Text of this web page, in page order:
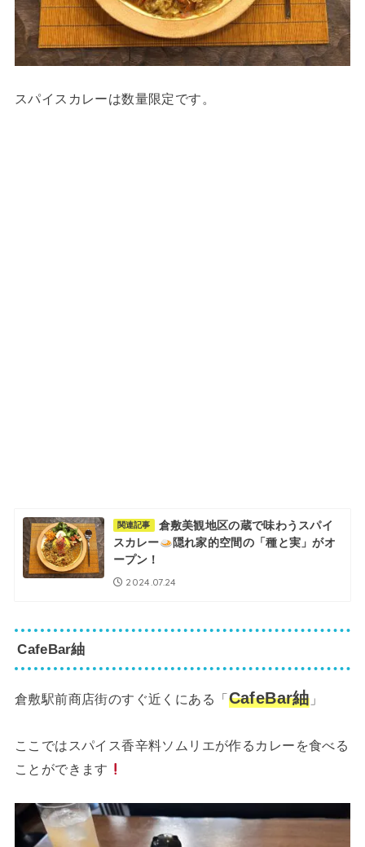
スパイスカレーは数量限定です。
関連記事
倉敷美観地区の蔵で味わうスパイ
スカレー
隠れ家的空間の「種と実」がオ
ープン！
2024.07.24
CafeBar紬
倉敷駅前商店街のすぐ近くにある「CafeBar紬」
ここではスパイス香辛料ソムリエが作るカレーを食べる
ことができます